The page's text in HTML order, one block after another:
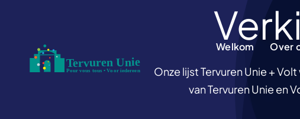
Welkom Over
Welkom Over
Onze lijst Tervuren Unie +
van Tervuren Unie en